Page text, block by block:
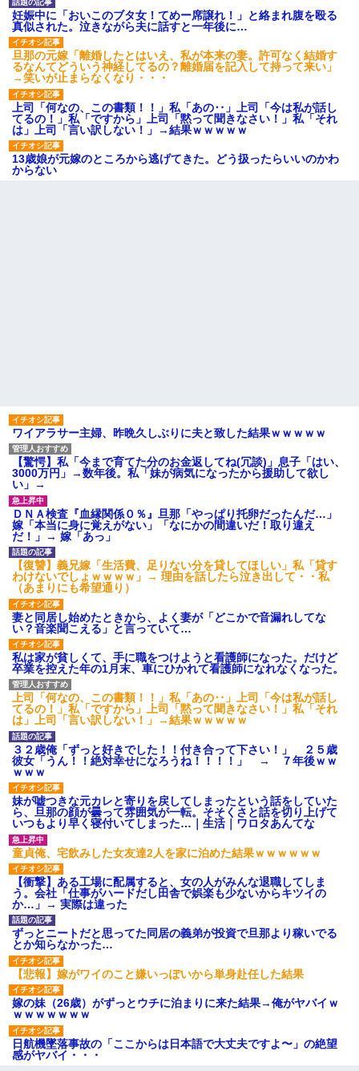
妊娠中に「おいこのブタ女！てめー席譲れ！」と絡まれ腹を殴る
真似された。泣きながら夫に話すと一年後に…
旦那の元嫁「離婚したとはいえ、私が本来の妻。許可なく結婚す
るなんてどういう神経してるの？離婚届を記入して持って来い」
→笑いが止まらなくなり・・・
上司「何なの、この書類！！」私「あの‥」上司「今は私が話し
てるの！」私「ですから」上司「黙って聞きなさい！」私「それ
は」上司「言い訳しない！」→結果ｗｗｗｗｗ
13歳娘が元嫁のところから逃げてきた。どう扱ったらいいのかわ
からない
ワイアラサー主婦、昨晩久しぶりに夫と致した結果ｗｗｗｗｗ
【驚愕】私「今まで育てた分のお金返してね(冗談)」息子「はい、
3000万円」→数年後。私「妹が病気になったから援助して欲し
い」→
ＤＮＡ検査『血縁関係０％』旦那「やっぱり托卵だったんだ…」
嫁「本当に身に覚えがない」「なにかの間違いだ！取り違え
だ！」→ 嫁「あっ」
【復讐】義兄嫁「生活費、足りない分を貸してほしい」私「貸す
わけないでしょｗｗｗｗ」→ 理由を話したら泣き出して・・私
（あまりにも希望通り）
妻と同居し始めたときから、よく妻が「どこかで音漏れしてな
い？音楽聞こえる」と言っていて…
私は家が貧しくて、手に職をつけようと看護師になった。だけど
卒業を控えた年の1月末、車にひかれて看護師になれなくなった。
上司「何なの、この書類！！」私「あの‥」上司「今は私が話し
てるの！」私「ですから」上司「黙って聞きなさい！」私「それ
は」上司「言い訳しない！」→結果ｗｗｗｗｗ
３２歳俺「ずっと好きでした！！付き合って下さい！」 ２５歳
彼女「うん！！絶対幸せになろうね！！！！」 → ７年後ｗｗ
ｗｗｗ
妹が嘘つきな元カレと寄りを戻してしまったという話をしていた
ら、旦那の顔が曇って雰囲気が一転。そそくさと話を切り上げて
いつもより早く寝付いてしまった…｜生活｜ワロタあんてな
童貞俺、宅飲みした女友達2人を家に泊めた結果ｗｗｗｗｗｗ
【衝撃】ある工場に配属すると、女の人がみんな退職してしま
う。会社「仕事がハードだし田舎で娯楽も少ないからキツイの
か…」→ 実際は違った
ずっとニートだと思ってた同居の義弟が投資で旦那より稼いでる
とか知らなかった…
【悲報】嫁がワイのこと嫌いっぽいから単身赴任した結果
嫁の妹（26歳）がずっとウチに泊まりに来た結果→俺がヤバイｗ
ｗｗｗｗｗｗｗ
日航機墜落事故の「ここからは日本語で大丈夫ですよ〜」の絶望
感がヤバイ・・・